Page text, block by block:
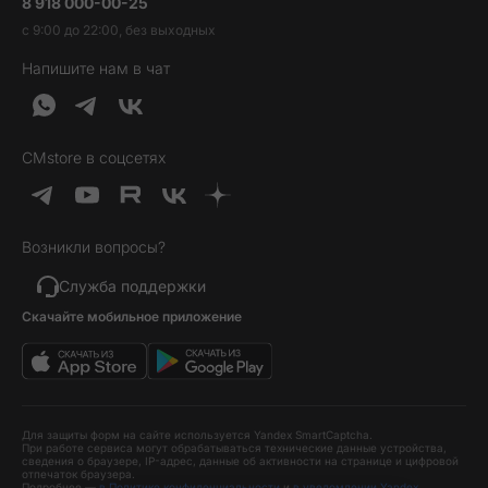
Наушники и колонки
Гаджеты
Услуги и софт
Идеи подарков
Товары дня
Выгодные комплекты
Хиты продаж
Уценка
Трейд-ин
Гарантия и возврат
Доставка и оплата
Кредит и рассрочка
Вакансии
Контакты
Обратная связь
О нас
с 9:00 до 22:00, без выходных
Напишите нам в чат
CMstore в соцсетях
Возникли вопросы?
Служба поддержки
Скачайте мобильное приложение
Для защиты форм на сайте используется Yandex SmartCaptcha.
При работе сервиса могут обрабатываться технические данные устройства,
сведения о браузере, IP-адрес, данные об активности на странице и цифровой
отпечаток браузера.